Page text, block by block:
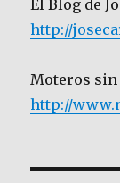
El Blog de
http://
Moteros
http://